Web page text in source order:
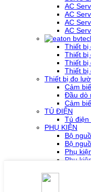
AC
AC
AC
AC
Thiết bị
Thiết bị
Thiết bị
Thiết bị
Thiết bị đo
Cảm
Đầu dò
Cảm
TỦ ĐIỆN
Tủ điện
PHỤ KIỆN
Bộ
Bộ
Phụ
Phụ
Phụ
HỖ TRỢ KỸ THUẬT